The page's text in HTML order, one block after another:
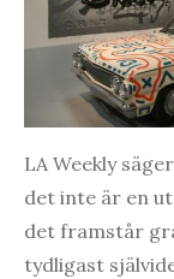
LA Weekly
det inte är en
det framstår
tydligast